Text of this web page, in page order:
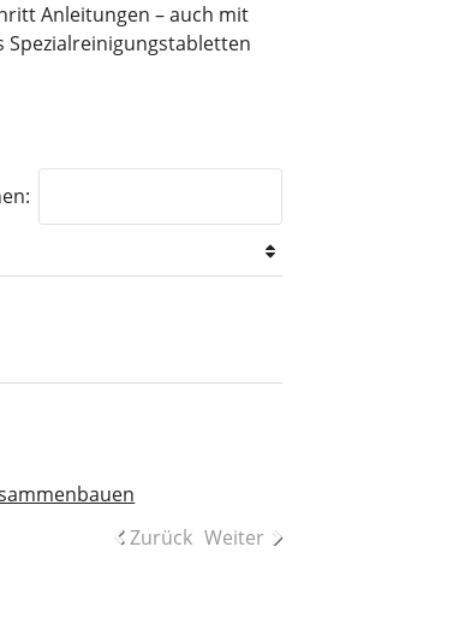
Anleitungen – auch mit
Spezialreinigungstabletten
Zurück Weiter